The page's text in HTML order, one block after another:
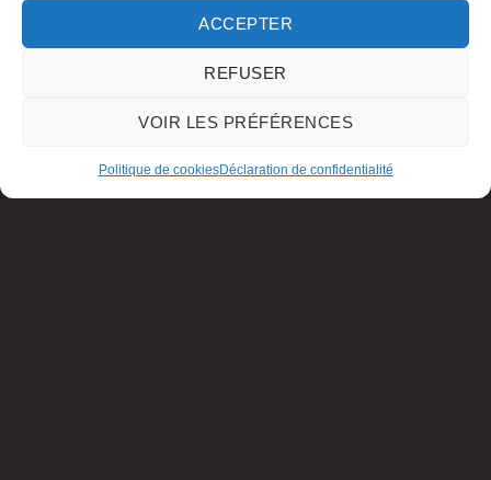
ACCEPTER
REFUSER
VOIR LES PRÉFÉRENCES
Politique de cookiesDéclaration de confidentialité